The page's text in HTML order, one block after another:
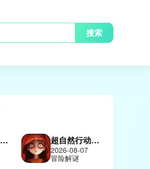
搜索
不良少年们的英雄谭日服 超自然行动组2026
2026-08-07
冒险解谜